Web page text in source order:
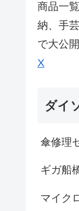
商品一
納、手
で大公
X
ダイ
傘修理
ギガ船
マイク